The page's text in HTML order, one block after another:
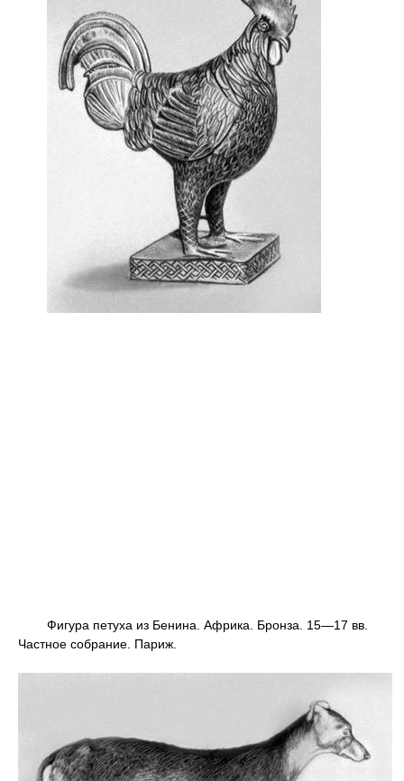
Фигура петуха из Бенина. Африка. Бронза. 15—17 вв.
Частное собрание. Париж.